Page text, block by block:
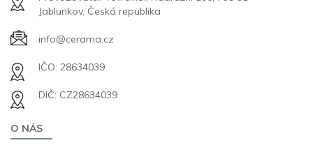
Jablunkov, Česká republika
info@cerama.cz
IČO: 28634039
DIČ: CZ28634039
O NÁS